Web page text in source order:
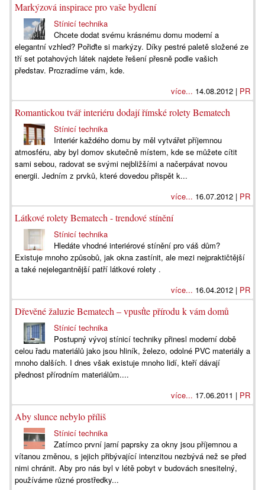
Markýzová inspirace pro vaše bydlení
Stínicí technika
Chcete dodat svému krásnému domu moderní a
elegantní vzhled? Pořiďte si markýzy. Díky pestré paletě složené ze
tří set potahových látek najdete řešení přesně podle vašich
představ. Prozradíme vám, kde.
více... 14.08.2012 | PR
Romantickou tvář interiéru dodají římské rolety Bematech
Stínicí technika
Interiér každého domu by měl vytvářet příjemnou
atmosféru, aby byl domov skutečně místem, kde se můžete cítit
sami sebou, radovat se svými nejbližšími a načerpávat novou
energii. Jedním z prvků, které dovedou přispět k...
více... 16.07.2012 | PR
Látkové rolety Bematech - trendové stínění
Stínicí technika
Hledáte vhodné interiérové stínění pro váš dům?
Existuje mnoho způsobů, jak okna zastínit, ale mezi nejpraktičtější
a také nejelegantnější patří látkové rolety .
více... 16.04.2012 | PR
Dřevěné žaluzie Bematech – vpusťte přírodu k vám domů
Stínicí technika
Postupný vývoj stínicí techniky přinesl moderní době
celou řadu materiálů jako jsou hliník, železo, odolné PVC materiály a
mnoho dalších. I dnes však existuje mnoho lidí, kteří dávají
přednost přírodním materiálům....
více... 17.06.2011 | PR
Aby slunce nebylo příliš
Stínicí technika
Zatímco první jarní paprsky za okny jsou příjemnou a
vítanou změnou, s jejich přibývající intenzitou nezbývá než se před
nimi chránit. Aby pro nás byl v létě pobyt v budovách snesitelný,
používáme různé prostředky...